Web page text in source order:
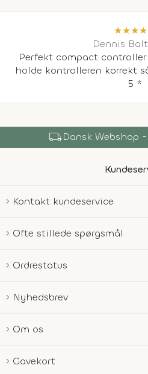
★★★★
Dennis
Perfekt compact
holde kontrolleren korrekt
5 *
local_shippingDansk Webshop
Kontakt kundeservice
Ofte stillede spørgsmål
Ordrestatus
Nyhedsbrev
Om os
Gavekort